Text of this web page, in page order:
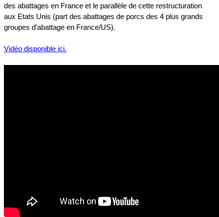
des abattages en France et le parallèle de cette restructuration
aux Etats Unis (part des abattages de porcs des 4 plus grands
groupes d'abattage en France/US).
Vidéo disponible ici.